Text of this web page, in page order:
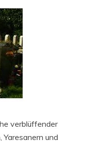
verblüffender
Yaresanern und